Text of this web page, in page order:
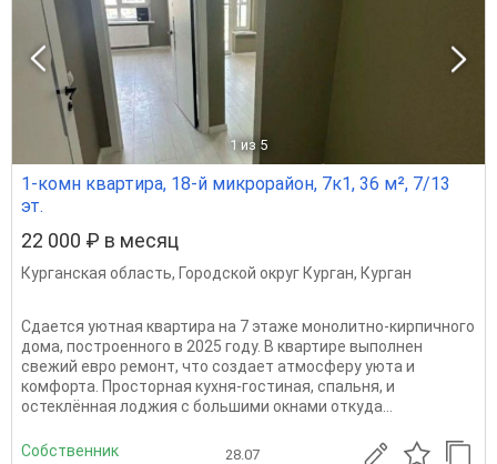
1 из 5
1-комн квартира, 18-й микрорайон, 7к1, 36 м², 7/13
эт.
22 000 ₽ в месяц
Курганская область, Городской округ Курган, Курган
Сдается уютная квартира на 7 этаже монолитно-кирпичного
дома, построенного в 2025 году. В квартире выполнен
свежий евро ремонт, что создает атмосферу уюта и
комфорта. Просторная кухня-гостиная, спальня, и
остеклённая лоджия с большими окнами откуда...
Собственник 28.07